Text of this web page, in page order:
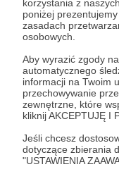
korzystania z
poniżej
zasadach
osobowych.
Aby wyrazić zgody
automatycznego
informacji na Twoim
przechowywanie
zewnętrzne, które
kliknij AKCEPTUJĘ I
Jeśli chcesz
dotyczące zbierania
"USTAWIENIA
założenie konta
dostępny jest na
* Zapoznałem się i